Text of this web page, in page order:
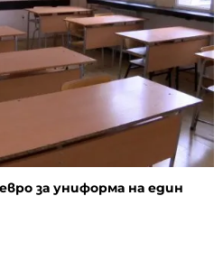
за униформа на един